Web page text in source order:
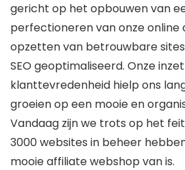
gericht op het opbouwen van
perfectioneren van onze online
opzetten van betrouwbare
SEO geoptimaliseerd. Onze
klanttevredenheid hielp ons
groeien op een mooie en
Vandaag zijn we trots op het
3000 websites in beheer
mooie affiliate webshop van is.